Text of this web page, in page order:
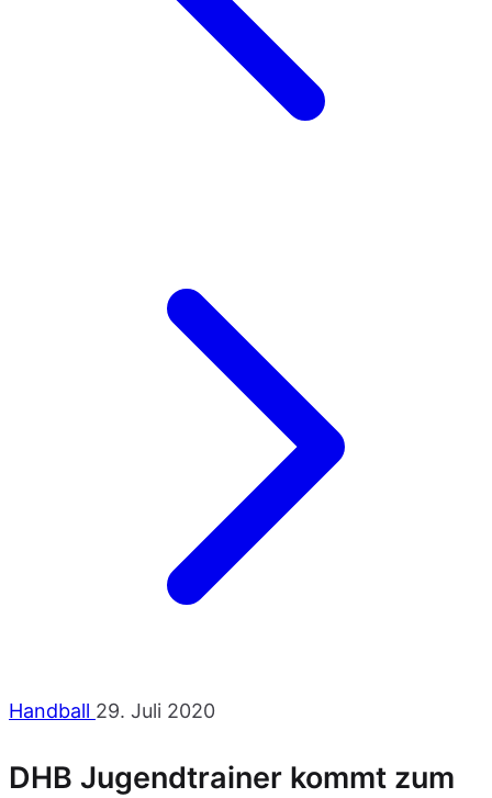
Handball 29. Juli 2020
DHB Jugendtrainer kommt zum